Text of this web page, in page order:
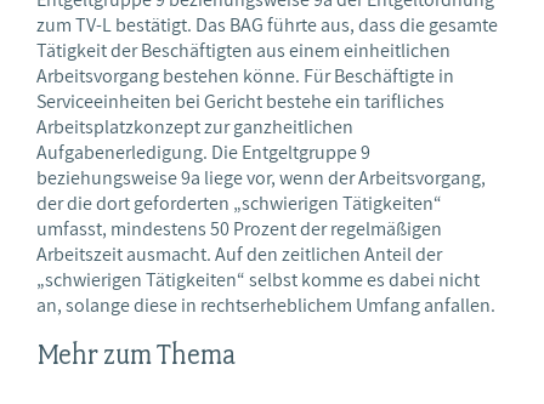
zum TV-L bestätigt. Das BAG führte aus, dass die gesamte
Tätigkeit der Beschäftigten aus einem einheitlichen
Arbeitsvorgang bestehen könne. Für Beschäftigte in
Serviceeinheiten bei Gericht bestehe ein tarifliches
Arbeitsplatzkonzept zur ganzheitlichen
Aufgabenerledigung. Die Entgeltgruppe 9
beziehungsweise 9a liege vor, wenn der Arbeitsvorgang,
der die dort geforderten „schwierigen Tätigkeiten“
umfasst, mindestens 50 Prozent der regelmäßigen
Arbeitszeit ausmacht. Auf den zeitlichen Anteil der
„schwierigen Tätigkeiten“ selbst komme es dabei nicht
an, solange diese in rechtserheblichem Umfang anfallen.
Mehr zum Thema